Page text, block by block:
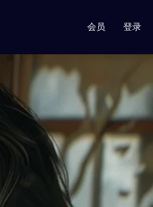
会员 登录